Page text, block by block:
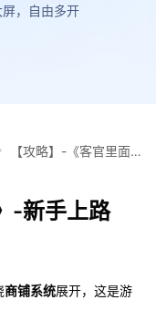
，自由多开
【攻略】-《客官里面
-新手上路
商铺系统展开，这是游